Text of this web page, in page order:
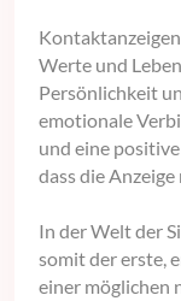
Werte und
Persönlichkeit
emotionale
und eine
dass die
In der Welt der
somit der erste,
einer möglichen